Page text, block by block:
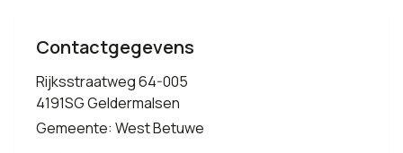
Contactgegevens
Rijksstraatweg 64-005
4191SG Geldermalsen
Gemeente: West Betuwe